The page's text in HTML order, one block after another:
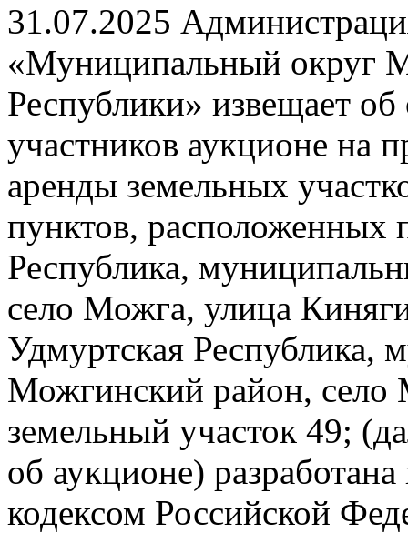
31.07.2025
«Муниципальный округ
Республики» извещает
участников аукционе на
аренды земельных
пунктов, расположенных
Республика,
село Можга, улица
Удмуртская Республика,
Можгинский район, село
земельный участок 49;
об аукционе)
кодексом Российской